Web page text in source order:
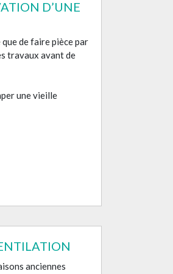
D’UNE
de faire pièce par
travaux avant de
une vieille
anciennes